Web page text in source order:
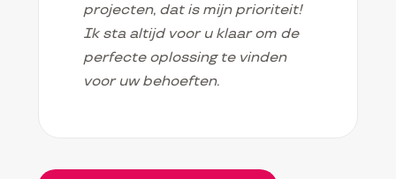
projecten, dat is mijn prioriteit!
Ik sta altijd voor u klaar om de
perfecte oplossing te vinden
voor uw behoeften.